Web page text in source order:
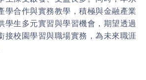
學合作與實務教學，積極與金融產業
學生多元實習與學習機會，期望透過
接校園學習與職場實務，為未來職涯